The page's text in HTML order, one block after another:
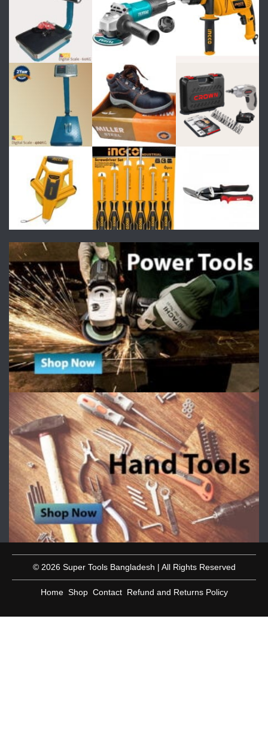
© 2026 Super Tools Bangladesh | All Rights Reserved
Home Shop Contact Refund and Returns Policy